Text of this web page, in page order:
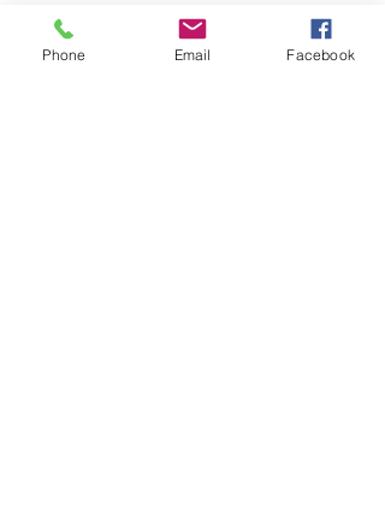
Phone Email Facebook